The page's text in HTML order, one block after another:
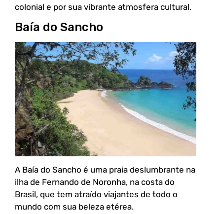
colonial e por sua vibrante atmosfera cultural.
Baía do Sancho
A Baía do Sancho é uma praia deslumbrante na
ilha de Fernando de Noronha, na costa do
Brasil, que tem atraído viajantes de todo o
mundo com sua beleza etérea.